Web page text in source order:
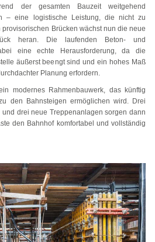
der gesamten Bauzeit weitgehend
– eine logistische Leistung, die nicht zu
Brücken wächst nun die neue
heran. Die laufenden Beton- und
eine echte Herausforderung, da die
äußerst beengt sind und ein hohes Maß
Planung erfordern.
modernes Rahmenbauwerk, das künftig
den Bahnsteigen ermöglichen wird. Drei
drei neue Treppenanlagen sorgen dann
den Bahnhof komfortabel und vollständig